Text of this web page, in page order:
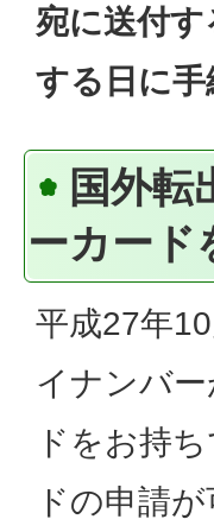
宛に送付
する日に
国外転
ーカード
平成27年
イナンバ
ドをお持
ドの申請が